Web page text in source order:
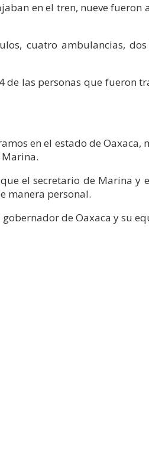
en el tren, nueve
cuatro ambulancias,
las personas que fueron
en el estado de
el secretario de Marina y
manera personal.
de Oaxaca y su